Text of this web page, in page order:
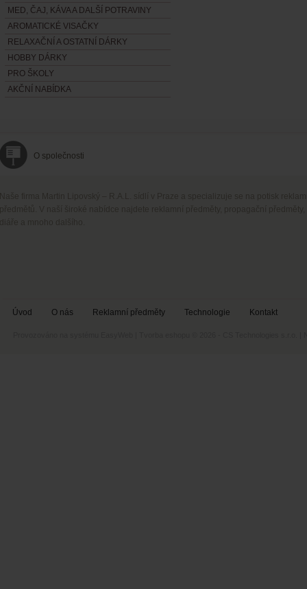
MED, ČAJ, KÁVA A DALŠÍ POTRAVINY
AROMATICKÉ VISAČKY
RELAXAČNÍ A OSTATNÍ DÁRKY
HOBBY DÁRKY
PRO ŠKOLY
AKČNÍ NABÍDKA
O společnosti
Úvod O nás Reklamní předměty Technologie Kontakt